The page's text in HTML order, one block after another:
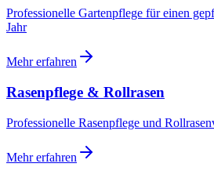
Professionelle Gartenpflege für einen
Jahr
Mehr erfahren
Rasenpflege & Rollrasen
Professionelle Rasenpflege und
Mehr erfahren